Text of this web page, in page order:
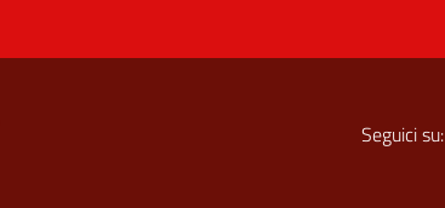
Seguici su: